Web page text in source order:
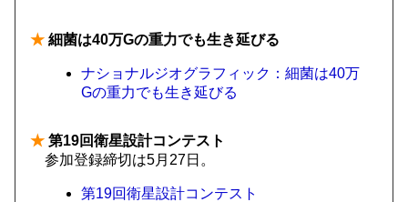
★ 細菌は40万Gの重力でも生き延びる
ナショナルジオグラフィック：細菌は40万
Gの重力でも生き延びる
★ 第19回衛星設計コンテスト
参加登録締切は5月27日。
第19回衛星設計コンテスト